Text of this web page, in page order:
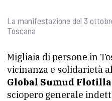
La manifestazione del 3
Toscana
Migliaia di persone in
vicinanza e solidarietà
Global Sumud Flotilla
sciopero generale